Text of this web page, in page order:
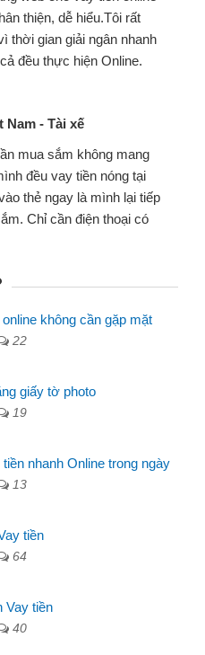
thiện, dễ hiểu.Tôi rất
thời gian giải ngân nhanh
đều thực hiện Online.
Nam - Tài xế
mua sắm không mang
đều vay tiền nóng tại
thẻ ngay là mình lại tiếp
Chỉ cần điện thoại có
không cần gặp mặt
22
giấy tờ photo
19
nhanh Online trong ngày
13
tiền
64
Vay tiền
40